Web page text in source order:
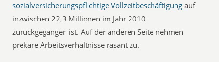
sozialversicherungspflichtige Vollzeitbeschäftigung auf
inzwischen 22,3 Millionen im Jahr 2010
zurückgegangen ist. Auf der anderen Seite nehmen
prekäre Arbeitsverhältnisse rasant zu.